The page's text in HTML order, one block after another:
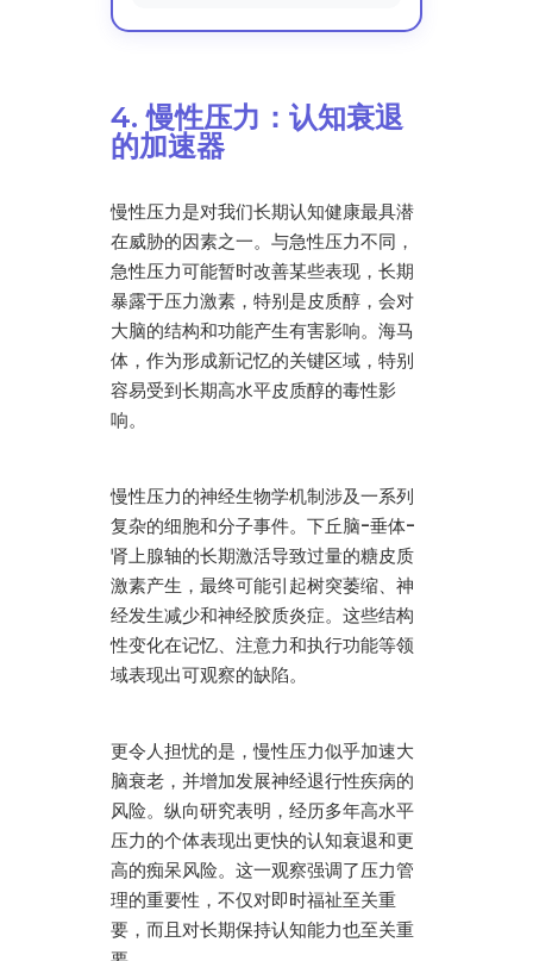
4. 慢性压力：认知衰退
的加速器
慢性压力是对我们长期认知健康最具潜
在威胁的因素之一。与急性压力不同，
急性压力可能暂时改善某些表现，长期
暴露于压力激素，特别是皮质醇，会对
大脑的结构和功能产生有害影响。海马
体，作为形成新记忆的关键区域，特别
容易受到长期高水平皮质醇的毒性影
响。
慢性压力的神经生物学机制涉及一系列
复杂的细胞和分子事件。下丘脑-垂体-
肾上腺轴的长期激活导致过量的糖皮质
激素产生，最终可能引起树突萎缩、神
经发生减少和神经胶质炎症。这些结构
性变化在记忆、注意力和执行功能等领
域表现出可观察的缺陷。
更令人担忧的是，慢性压力似乎加速大
脑衰老，并增加发展神经退行性疾病的
风险。纵向研究表明，经历多年高水平
压力的个体表现出更快的认知衰退和更
高的痴呆风险。这一观察强调了压力管
理的重要性，不仅对即时福祉至关重
要，而且对长期保持认知能力也至关重